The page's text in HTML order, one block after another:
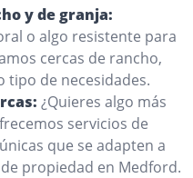
y de granja:
o algo resistente para
cercas de rancho,
tipo de necesidades.
¿Quieres algo más
servicios de
que se adapten a
propiedad en Medford.